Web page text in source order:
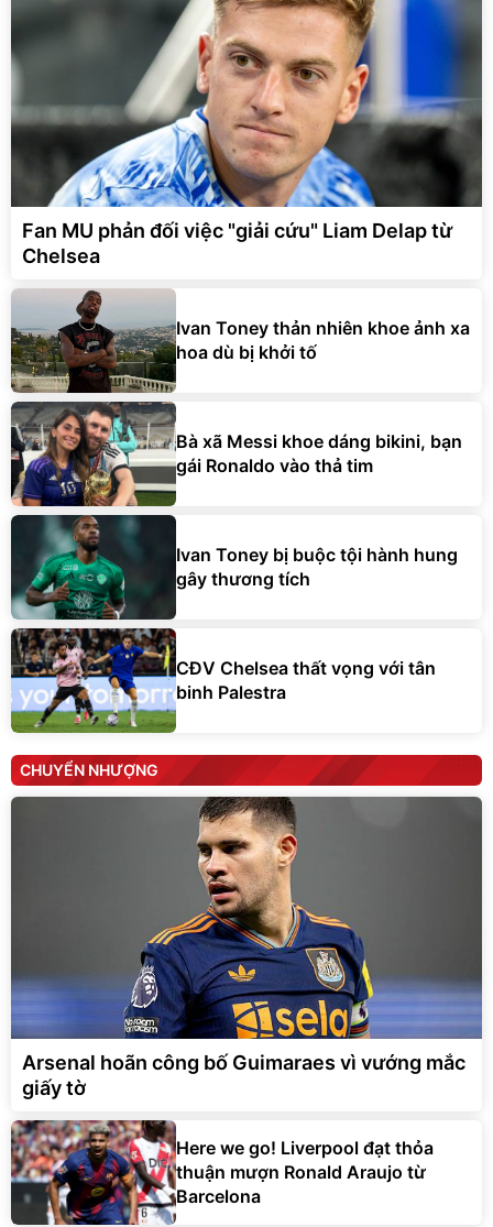
Fan MU phản đối việc "giải cứu" Liam Delap từ
Chelsea
Ivan Toney thản nhiên khoe ảnh xa
hoa dù bị khởi tố
Bà xã Messi khoe dáng bikini, bạn
gái Ronaldo vào thả tim
Ivan Toney bị buộc tội hành hung
gây thương tích
CĐV Chelsea thất vọng với tân
binh Palestra
CHUYỂN NHƯỢNG
Arsenal hoãn công bố Guimaraes vì vướng mắc
giấy tờ
Here we go! Liverpool đạt thỏa
thuận mượn Ronald Araujo từ
Barcelona